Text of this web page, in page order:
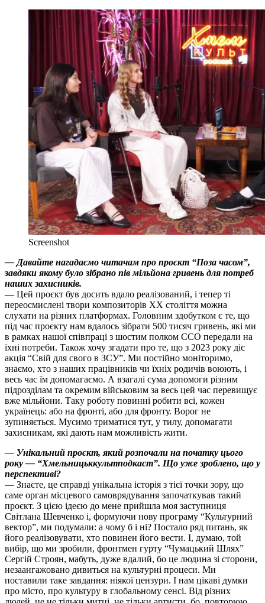
Screenshot
— Давайте нагадаємо читачам про проєкт “Поза часом”,
завдяки якому було зібрано пів мільйона гривень для потреб
наших захисників.
— Цей проєкт був досить вдало реалізований, і тепер ті
переосмислені твори композиторів ХХ століття можна
слухати на різних платформах. Головним здобутком є те, що
під час проєкту нам вдалось зібрати 500 тисяч гривень, які ми
в рамках нашої співпраці з шостим полком ССО передали на
їхні потреби. Також хочу згадати про те, що з 2023 року діє
акція “Свій для свого в ЗСУ”. Ми постійно моніторимо,
знаємо, хто з наших працівників чи їхніх родичів воюють, і
весь час їм допомагаємо. А взагалі сума допомоги різним
підрозділам та окремим військовим за весь цей час перевищує
вже мільйони. Таку роботу повинні робити всі, кожен
українець: або на фронті, або для фронту. Ворог не
зупиняється. Мусимо триматися тут, у тилу, допомагати
захисникам, які дають нам можливість жити.
— Унікальний проєкт, який розпочали на початку цього
року — “Хмельницьккультподкаст”. Що уже зроблено, що у
перспективі?
— Знаєте, це справді унікальна історія з тієї точки зору, що
саме орган місцевого самоврядування започаткував такий
проєкт. З цією ідеєю до мене прийшла моя заступниця
Світлана Шевченко і, формуючи нову програму “Культурний
вектор”, ми подумали: а чому б і ні? Постало ряд питань, як
його реалізовувати, хто повинен його вести. І, думаю, той
вибір, що ми зробили, фронтмен гурту “Чумацький Шлях”
Сергій Строян, мабуть, дуже вдалий, бо це людина зі сторони,
незаангажовано дивиться на культурні процеси. Ми
поставили таке завдання: ніякої цензури. І нам цікаві думки
про місто, про культуру в глобальному сенсі. Від різних